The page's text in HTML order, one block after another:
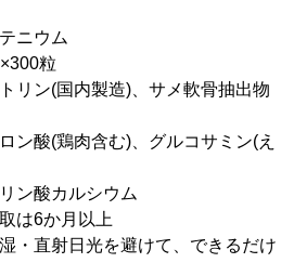
ウム
粒
(国内製造)、サメ軟骨抽出物
含む)、グルコサミン(え
ルシウム
は6か月以上
直射日光を避けて、できるだけ